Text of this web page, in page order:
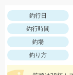
釣行日
釣行時間
釣場
釣り方